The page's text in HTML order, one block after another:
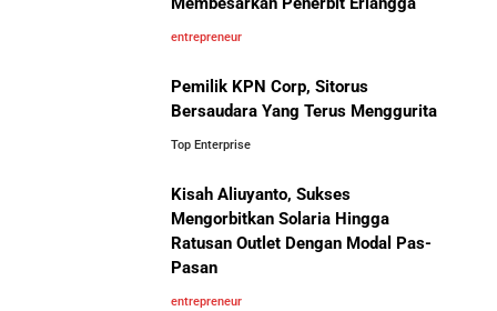
Bisnis-Bisnis dan Pendapatan
Achraf Hakimi, Bintang Sepak
Bola Asal Maroko yang
Menaklukkan Eropa
5 Pelajaran Hidup dari Pendiri Traveloka untuk Anak
Jangan Mau Selamanya Jadi Karyawan! Saatnya
Menjadi Pengusaha dan Mengubah Hidup Anda
Panduan Lengkap Membangun Pasar Ekspor: Cara
UMKM Indonesia Menembus Pasar Global
5 Pengusaha Pribumi Tersukses Dalam Bisnis
entrepreneur
Pemilik KPN Corp, Sitorus
Bersaudara Yang Terus Menggurita
Top Enterprise
Kisah Aliuyanto, Sukses
Mengorbitkan Solaria Hingga
Ratusan Outlet Dengan Modal Pas-
Pasan
entrepreneur